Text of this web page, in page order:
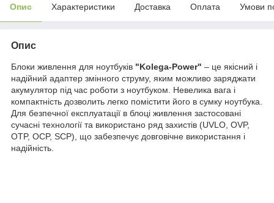
Опис Характеристики Доставка Оплата Умови
Опис
Блоки живлення для ноутбуків "Kolega-Power" – це якісний і
надійний адаптер змінного струму, яким можливо заряджати
акумулятор під час роботи з ноутбуком. Невелика вага і
компактність дозволить легко помістити його в сумку ноутбука.
Для безпечної експлуатації в блоці живлення застосовані
сучасні технології та використано ряд захистів (UVLO, OVP,
OTP, OCP, SCP), що забезпечує довговічне використання і
надійність.